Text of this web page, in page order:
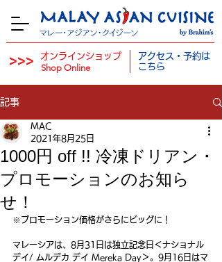
>>> オンラインショップ
Shop Online
アクセス・予約は
​ こちら
記事
1000円 off !! 冷凍ドリアン・
プロモーションのお知ら
せ！
MAC
2021年8月25日
※プロモーション価格がさらにビッグに！
マレーシアは、8月31日は独立記念日＜ナショナル
デイ/ ムルデカ デイ Mereka Day＞。9月16日はマ